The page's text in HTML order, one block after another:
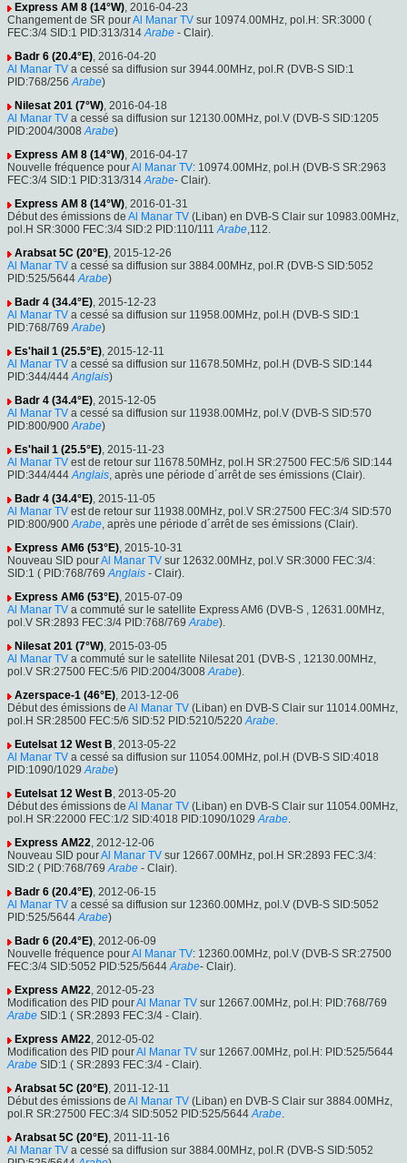
Express AM 8 (14°W), 2016-04-23
Changement de SR pourAl Manar TV sur 10974.00MHz, pol.H: SR:3000 (
FEC:3/4 SID:1 PID:313/314 Arabe - Clair).
Badr 6 (20.4°E), 2016-04-20
Al Manar TV a cessé sa diffusion sur 3944.00MHz, pol.R (DVB-S SID:1
PID:768/256 Arabe)
Nilesat 201 (7°W), 2016-04-18
Al Manar TV a cessé sa diffusion sur 12130.00MHz, pol.V (DVB-S SID:1205
PID:2004/3008 Arabe)
Express AM 8 (14°W), 2016-04-17
Nouvelle fréquence pourAl Manar TV: 10974.00MHz, pol.H (DVB-S SR:2963
FEC:3/4 SID:1 PID:313/314 Arabe- Clair).
Express AM 8 (14°W), 2016-01-31
Début des émissions de Al Manar TV (Liban) en DVB-S Clair sur 10983.00MHz,
pol.H SR:3000 FEC:3/4 SID:2 PID:110/111 Arabe,112.
Arabsat 5C (20°E), 2015-12-26
Al Manar TV a cessé sa diffusion sur 3884.00MHz, pol.R (DVB-S SID:5052
PID:525/5644 Arabe)
Badr 4 (34.4°E), 2015-12-23
Al Manar TV a cessé sa diffusion sur 11958.00MHz, pol.H (DVB-S SID:1
PID:768/769 Arabe)
Es'hail 1 (25.5°E), 2015-12-11
Al Manar TV a cessé sa diffusion sur 11678.50MHz, pol.H (DVB-S SID:144
PID:344/444 Anglais)
Badr 4 (34.4°E), 2015-12-05
Al Manar TV a cessé sa diffusion sur 11938.00MHz, pol.V (DVB-S SID:570
PID:800/900 Arabe)
Es'hail 1 (25.5°E), 2015-11-23
Al Manar TV est de retour sur 11678.50MHz, pol.H SR:27500 FEC:5/6 SID:144
PID:344/444 Anglais, après une période d´arrêt de ses émissions (Clair).
Badr 4 (34.4°E), 2015-11-05
Al Manar TV est de retour sur 11938.00MHz, pol.V SR:27500 FEC:3/4 SID:570
PID:800/900 Arabe, après une période d´arrêt de ses émissions (Clair).
Express AM6 (53°E), 2015-10-31
Nouveau SID pourAl Manar TV sur 12632.00MHz, pol.V SR:3000 FEC:3/4:
SID:1 ( PID:768/769 Anglais - Clair).
Express AM6 (53°E), 2015-07-09
Al Manar TV a commuté sur le satellite Express AM6 (DVB-S , 12631.00MHz,
pol.V SR:2893 FEC:3/4 PID:768/769 Arabe).
Nilesat 201 (7°W), 2015-03-05
Al Manar TV a commuté sur le satellite Nilesat 201 (DVB-S , 12130.00MHz,
pol.V SR:27500 FEC:5/6 PID:2004/3008 Arabe).
Azerspace-1 (46°E), 2013-12-06
Début des émissions de Al Manar TV (Liban) en DVB-S Clair sur 11014.00MHz,
pol.H SR:28500 FEC:5/6 SID:52 PID:5210/5220 Arabe.
Eutelsat 12 West B, 2013-05-22
Al Manar TV a cessé sa diffusion sur 11054.00MHz, pol.H (DVB-S SID:4018
PID:1090/1029 Arabe)
Eutelsat 12 West B, 2013-05-20
Début des émissions de Al Manar TV (Liban) en DVB-S Clair sur 11054.00MHz,
pol.H SR:22000 FEC:1/2 SID:4018 PID:1090/1029 Arabe.
Express AM22, 2012-12-06
Nouveau SID pourAl Manar TV sur 12667.00MHz, pol.H SR:2893 FEC:3/4:
SID:2 ( PID:768/769 Arabe - Clair).
Badr 6 (20.4°E), 2012-06-15
Al Manar TV a cessé sa diffusion sur 12360.00MHz, pol.V (DVB-S SID:5052
PID:525/5644 Arabe)
Badr 6 (20.4°E), 2012-06-09
Nouvelle fréquence pourAl Manar TV: 12360.00MHz, pol.V (DVB-S SR:27500
FEC:3/4 SID:5052 PID:525/5644 Arabe- Clair).
Express AM22, 2012-05-23
Modification des PID pourAl Manar TV sur 12667.00MHz, pol.H: PID:768/769
Arabe SID:1 ( SR:2893 FEC:3/4 - Clair).
Express AM22, 2012-05-02
Modification des PID pourAl Manar TV sur 12667.00MHz, pol.H: PID:525/5644
Arabe SID:1 ( SR:2893 FEC:3/4 - Clair).
Arabsat 5C (20°E), 2011-12-11
Début des émissions de Al Manar TV (Liban) en DVB-S Clair sur 3884.00MHz,
pol.R SR:27500 FEC:3/4 SID:5052 PID:525/5644 Arabe.
Arabsat 5C (20°E), 2011-11-16
Al Manar TV a cessé sa diffusion sur 3884.00MHz, pol.R (DVB-S SID:5052